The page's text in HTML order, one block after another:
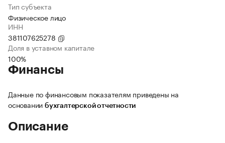
Тип субъекта
Физическое лицо
ИНН
381107625278
Доля в уставном капитале
100%
Финансы
Данные по финансовым показателям приведены на
основании бухгалтерской отчетности
Описание